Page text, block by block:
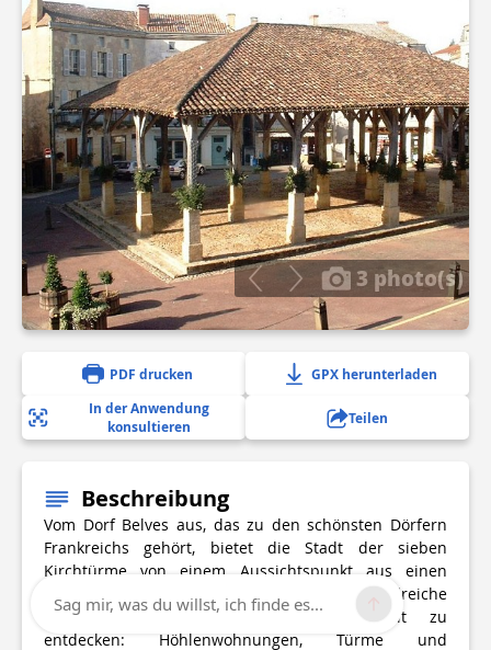
3 photo(s)
PDF drucken
GPX herunterladen
In der Anwendung
konsultieren
Teilen
Beschreibung
Vom Dorf Belves aus, das zu den schönsten Dörfern
Frankreichs gehört, bietet die Stadt der sieben
Kirchtürme von einem Aussichtspunkt aus einen
weiten Panoramablick. In Belves gibt es zahlreiche
Überreste einer bewegten Vergangenheit zu
entdecken: Höhlenwohnungen, Türme und
Sag mir, was du willst, ich finde es...